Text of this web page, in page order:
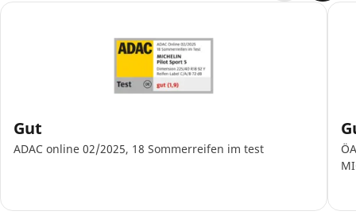
Gut
ADAC online 02/2025, 18 Sommerreifen im test